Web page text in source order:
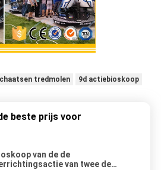
tredmolen 9d actiebioskoop
beste prijs voor
van de de
van twee de